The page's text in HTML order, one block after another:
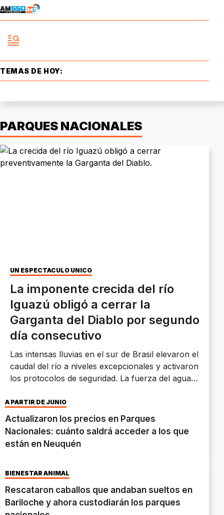
TEMAS DE HOY:
PARQUES NACIONALES
UN ESPECTÁCULO ÚNICO
La imponente crecida del río
Iguazú obligó a cerrar la
Garganta del Diablo por segundo
día consecutivo
Las intensas lluvias en el sur de Brasil elevaron el
caudal del río a niveles excepcionales y activaron
los protocolos de seguridad. La fuerza del agua
Iguazú, un espectáculo que pocas veces puede
observarse.
A PARTIR DE JUNIO
Actualizaron los precios en Parques
Nacionales: cuánto saldrá acceder a los que
están en Neuquén
BIENESTAR ANIMAL
Rescataron caballos que andaban sueltos en
Bariloche y ahora custodiarán los parques